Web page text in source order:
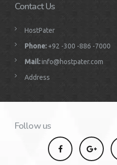
Contact Us
HostPater
Phone:+92 -300 -886 -7000
Mail:info@hostpater.com
Address
Follow us